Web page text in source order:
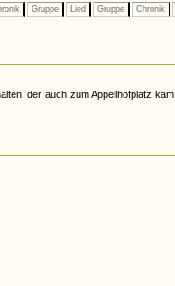
Gruppe Lied Gruppe Chronik
der auch zum Appellhofplatz kam,